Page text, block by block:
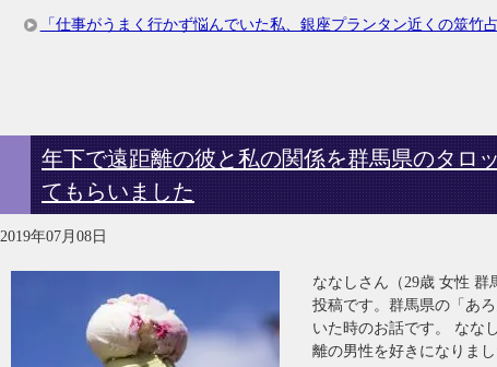
「仕事がうまく行かず悩んでいた私、銀座プランタン近くの筮竹
年下で遠距離の彼と私の関係を群馬県のタロ
てもらいました
2019年07月08日
ななしさん（29歳 女性 群
投稿です。群馬県の「あ
いた時のお話です。 なな
離の男性を好きになりま